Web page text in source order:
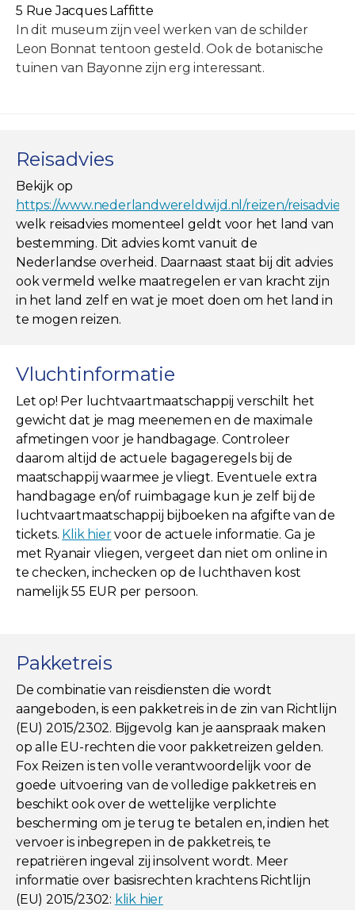
5 Rue Jacques Laffitte
In dit museum zijn veel werken van de schilder
Leon Bonnat tentoon gesteld. Ook de botanische
tuinen van Bayonne zijn erg interessant.
Reisadvies
Bekijk op
https://www.nederlandwereldwijd.nl/reizen/
welk reisadvies momenteel geldt voor het land van
bestemming. Dit advies komt vanuit de
Nederlandse overheid. Daarnaast staat bij dit advies
ook vermeld welke maatregelen er van kracht zijn
in het land zelf en wat je moet doen om het land in
te mogen reizen.
Vluchtinformatie
Let op! Per luchtvaartmaatschappij verschilt het
gewicht dat je mag meenemen en de maximale
afmetingen voor je handbagage. Controleer
daarom altijd de actuele bagageregels bij de
maatschappij waarmee je vliegt. Eventuele extra
handbagage en/of ruimbagage kun je zelf bij de
luchtvaartmaatschappij bijboeken na afgifte van de
tickets. Klik hiervoor de actuele informatie. Ga je
met Ryanair vliegen, vergeet dan niet om online in
te checken, inchecken op de luchthaven kost
namelijk 55 EUR per persoon.
Pakketreis
De combinatie van reisdiensten die wordt
aangeboden, is een pakketreis in de zin van Richtlijn
(EU) 2015/2302. Bijgevolg kan je aanspraak maken
op alle EU-rechten die voor pakketreizen gelden.
Fox Reizen is ten volle verantwoordelijk voor de
goede uitvoering van de volledige pakketreis en
beschikt ook over de wettelijke verplichte
bescherming om je terug te betalen en, indien het
vervoer is inbegrepen in de pakketreis, te
repatriëren ingeval zij insolvent wordt. Meer
informatie over basisrechten krachtens Richtlijn
(EU) 2015/2302: klik hier